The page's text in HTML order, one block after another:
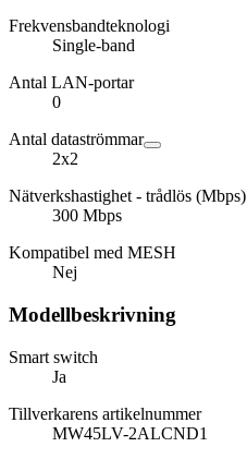
Frekvensbandteknologi
Single-band
Antal LAN-portar
0
Antal dataströmmar
2x2
Nätverkshastighet - trådlös (Mbps)
300 Mbps
Kompatibel med MESH
Nej
Modellbeskrivning
Smart switch
Ja
Tillverkarens artikelnummer
MW45LV-2ALCND1